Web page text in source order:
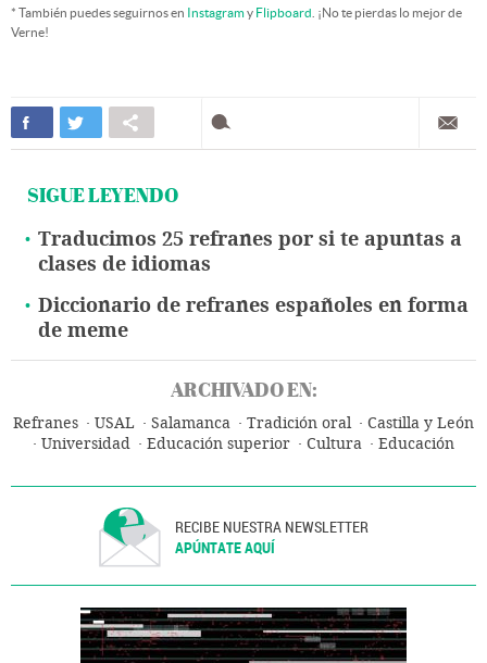
* También puedes seguirnos en Instagramy Flipboard . ¡No te pierdas lo mejor de
Verne!
SIGUE LEYENDO
Traducimos 25 refranes por si te apuntas a
clases de idiomas
Diccionario de refranes españoles en forma
de meme
ARCHIVADO EN:
Refranes USAL Salamanca Tradición oral
Castilla y León
Universidad
Educación superior Cultura Educación
RECIBE NUESTRA NEWSLETTER
APÚNTATE AQUÍ